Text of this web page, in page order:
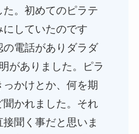
。初めてのピラテ
にしていたのです
電話がありダラダ
がありました。ピラ
かけとか、何を期
かれました。それ
聞く事だと思いま